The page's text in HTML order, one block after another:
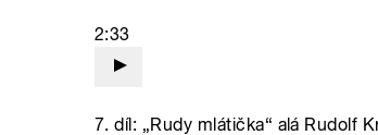
2:33
7. díl: „Rudy mlátička“ alá Rudolf